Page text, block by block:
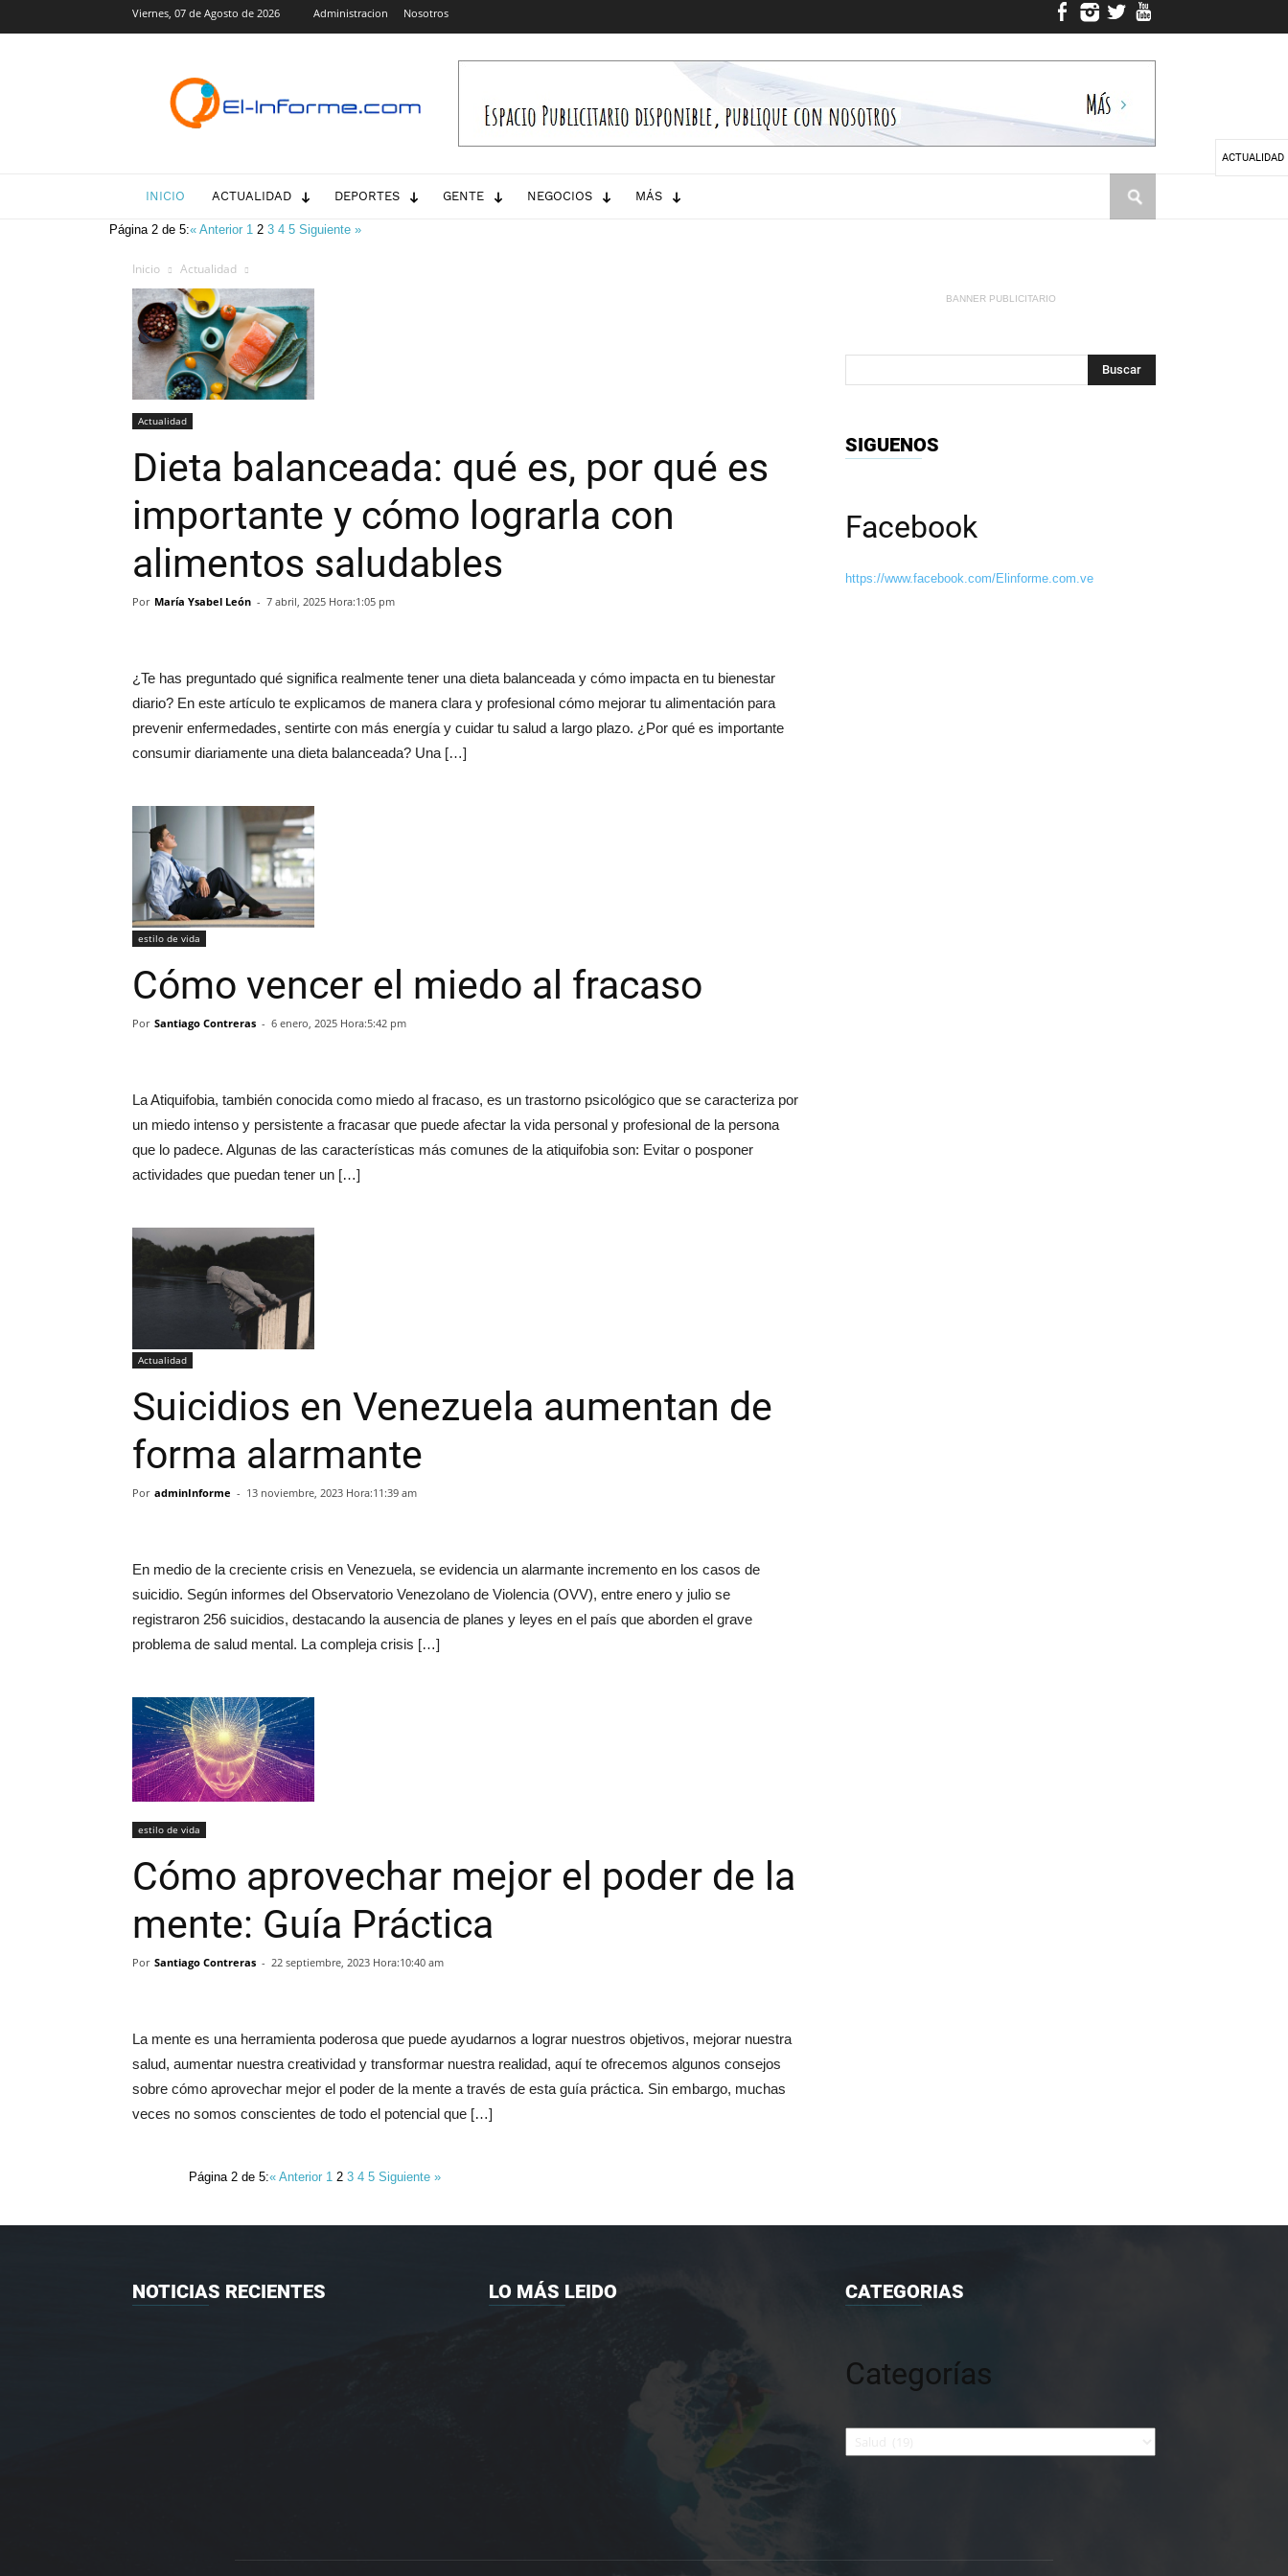
Viernes, 07 de Agosto de 2026 Administracion Nosotros
Informe.com
INICIO ACTUALIDAD DEPORTES GENTE NEGOCIOS MÁS
Página 2 de 5:« Anterior 12 345Siguiente »
Inicio Actualidad
Actualidad
Dieta balanceada: qué es, por qué es
importante y cómo lograrla con
alimentos saludables
Por María Ysabel León - 7 abril, 2025 Hora:1:05 pm
¿Te has preguntado qué significa realmente tener una dieta balanceada y cómo impacta en tu bienestar
diario? En este artículo te explicamos de manera clara y profesional cómo mejorar tu alimentación para
prevenir enfermedades, sentirte con más energía y cuidar tu salud a largo plazo. ¿Por qué es importante
consumir diariamente una dieta balanceada? Una […]
estilo de vida
Cómo vencer el miedo al fracaso
Por Santiago Contreras - 6 enero, 2025 Hora:5:42 pm
La Atiquifobia, también conocida como miedo al fracaso, es un trastorno psicológico que se caracteriza por
un miedo intenso y persistente a fracasar que puede afectar la vida personal y profesional de la persona
que lo padece. Algunas de las características más comunes de la atiquifobia son: Evitar o posponer
actividades que puedan tener un […]
Actualidad
Suicidios en Venezuela aumentan de
forma alarmante
Por adminInforme - 13 noviembre, 2023 Hora:11:39 am
En medio de la creciente crisis en Venezuela, se evidencia un alarmante incremento en los casos de
suicidio. Según informes del Observatorio Venezolano de Violencia (OVV), entre enero y julio se
registraron 256 suicidios, destacando la ausencia de planes y leyes en el país que aborden el grave
problema de salud mental. La compleja crisis […]
estilo de vida
Cómo aprovechar mejor el poder de la
mente: Guía Práctica
Por Santiago Contreras - 22 septiembre, 2023 Hora:10:40 am
La mente es una herramienta poderosa que puede ayudarnos a lograr nuestros objetivos, mejorar nuestra
salud, aumentar nuestra creatividad y transformar nuestra realidad, aquí te ofrecemos algunos consejos
sobre cómo aprovechar mejor el poder de la mente a través de esta guía práctica. Sin embargo, muchas
veces no somos conscientes de todo el potencial que […]
Página 2 de 5:« Anterior 12 345Siguiente »
BANNER PUBLICITARIO
SIGUENOS
Facebook
https://www.facebook.com/Elinforme.com.ve
NOTICIAS RECIENTES LO MÁS LEIDO CATEGORIAS
Categorías
Categorías
ACTUALIDAD